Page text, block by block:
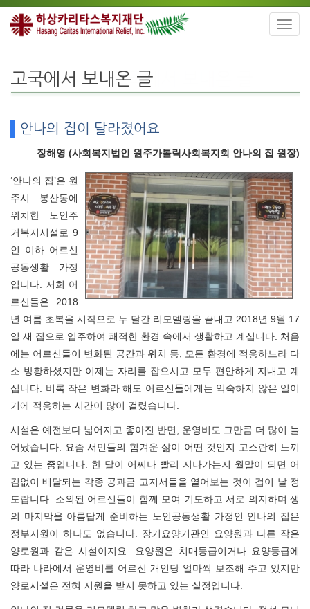
고국에서 보내온 글
안나의 집이 달라졌어요
장해영 (사회복지법인 원주가톨릭사회복지회 안나의 집 원장)
‘안나의 집’은 원
주시 봉산동에
위치한 노인주
거복지시설로 9
인 이하 어르신
공동생활 가정
입니다. 저희 어
르신들은 2018
년 여름 초복을 시작으로 두 달간 리모델링을 끝내고 2018년 9월 17
일 새 집으로 입주하여 쾌적한 환경 속에서 생활하고 계십니다. 처음
에는 어르신들이 변화된 공간과 위치 등, 모든 환경에 적응하느라 다
소 방황하셨지만 이제는 자리를 잡으시고 모두 편안하게 지내고 계
십니다. 비록 작은 변화라 해도 어르신들에게는 익숙하지 않은 일이
기에 적응하는 시간이 많이 걸렸습니다.
시설은 예전보다 넓어지고 좋아진 반면, 운영비도 그만큼 더 많이 늘
어났습니다. 요즘 서민들의 힘겨운 삶이 어떤 것인지 고스란히 느끼
고 있는 중입니다. 한 달이 어찌나 빨리 지나가는지 월말이 되면 어
김없이 배달되는 각종 공과금 고지서들을 열어보는 것이 겁이 날 정
도랍니다. 소외된 어르신들이 함께 모여 기도하고 서로 의지하며 생
의 마지막을 아름답게 준비하는 노인공동생활 가정인 안나의 집은
정부지원이 하나도 없습니다. 장기요양기관인 요양원과 다른 작은
양로원과 같은 시설이지요. 요양원은 치매등급이거나 요양등급에
따라 나라에서 운영비를 어르신 개인당 얼마씩 보조해 주고 있지만
양로시설은 전혀 지원을 받지 못하고 있는 실정입니다.